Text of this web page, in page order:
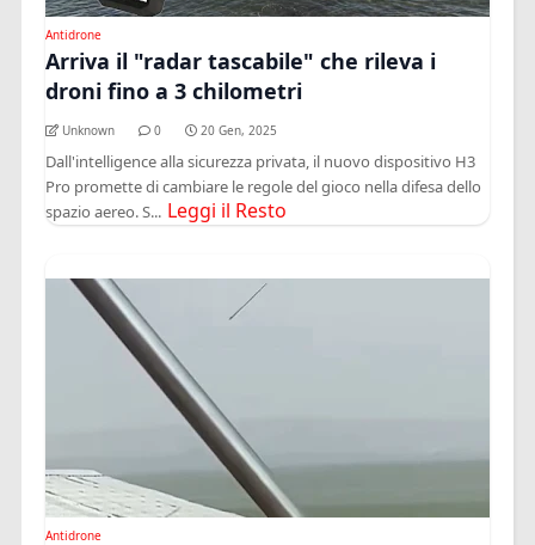
Antidrone
Arriva il "radar tascabile" che rileva i
droni fino a 3 chilometri
Unknown 0 20 Gen, 2025
Dall'intelligence alla sicurezza privata, il nuovo dispositivo H3
Pro promette di cambiare le regole del gioco nella difesa dello
spazio aereo. S... Leggi il Resto
Antidrone